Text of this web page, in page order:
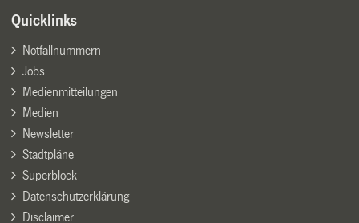
Quicklinks
Notfallnummern
Jobs
Medienmitteilungen
Medien
Newsletter
Stadtpläne
Superblock
Datenschutzerklärung
Disclaimer